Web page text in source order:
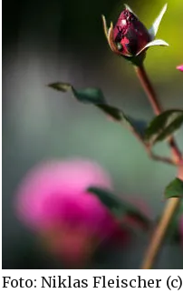
Foto: Niklas Fleischer (c)